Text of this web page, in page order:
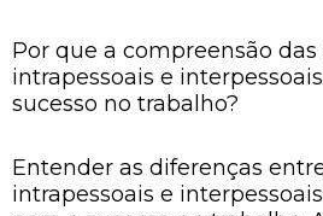
Por que a compreensão
intrapessoais e
sucesso no trabalho?
Entender as diferenças
intrapessoais e